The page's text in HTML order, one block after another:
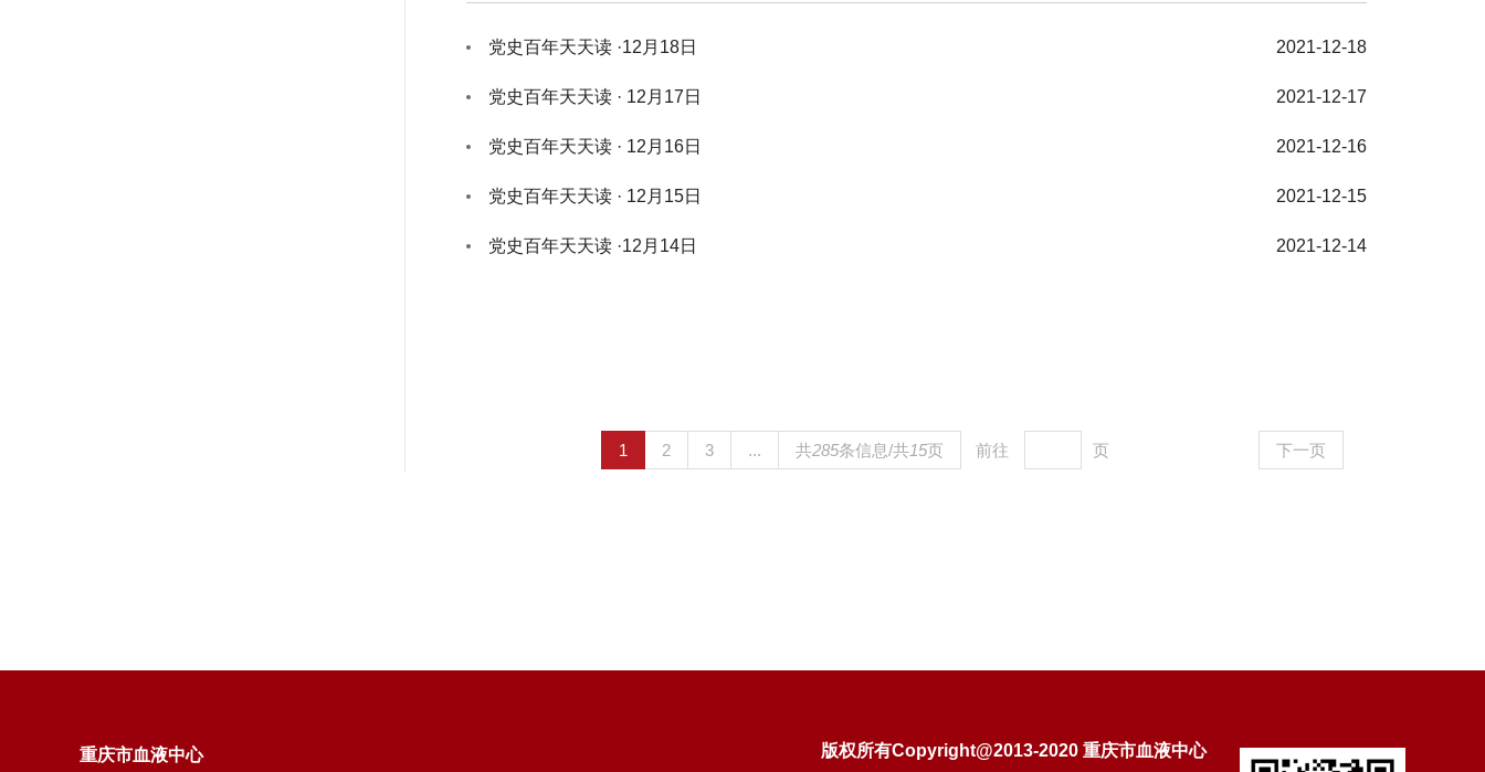
党史百年天天读 ·12月18日 2021-12-18
党史百年天天读 · 12月17日 2021-12-17
党史百年天天读 · 12月16日 2021-12-16
党史百年天天读 · 12月15日 2021-12-15
党史百年天天读 ·12月14日 2021-12-14
1 2 3 ... 下一页
共285条信息/共15页 前往 页
重庆市血液中心 版权所有Copyright@2013-2020 重庆市血液中心